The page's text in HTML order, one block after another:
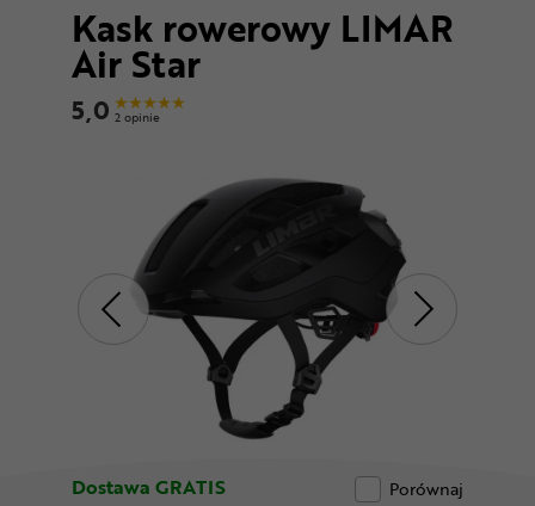
Stopka
Mapa strony
Kaski
Buty
Nowości
Superoferta
Kask rowerowy LIMAR
Air Star
5,0 2 opinie
Dostawa GRATIS Porównaj